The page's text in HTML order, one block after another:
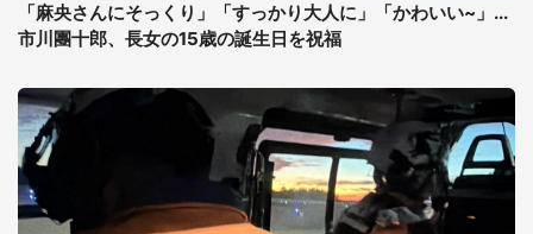
「麻央さんにそっくり」「すっかり大人に」「かわいい~」...
市川團十郎、長女の15歳の誕生日を祝福